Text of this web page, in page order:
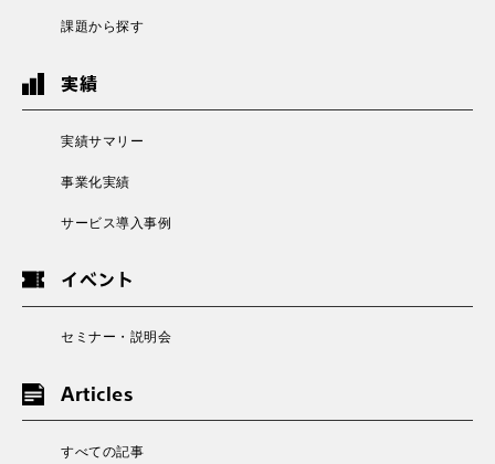
課題から探す
実績
実績サマリー
事業化実績
サービス導入事例
イベント
セミナー・説明会
Articles
すべての記事